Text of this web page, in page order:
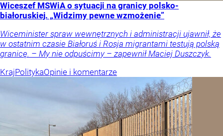
Wiceszef MSWiA o sytuacji na granicy polsko-
białoruskiej. „Widzimy pewne wzmożenie”
Wiceminister spraw wewnętrznych i administracji ujawnił, że
w ostatnim czasie Białoruś i Rosja migrantami testują polską
granicę. – My nie odpuścimy – zapewnił Maciej Duszczyk.
KrajPolitykaOpinie i komentarze